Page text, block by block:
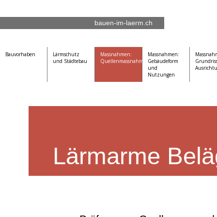
bauen-im-laerm.ch
Bauvorhaben
Lärmschutz
und Städtebau
Massnahmen:
Quellen­­massnahmen
Massnahmen:
Gebäudeform
und
Nutzungen
Lärmarme